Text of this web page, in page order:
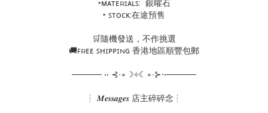
‣ᴍᴀᴛᴇʀɪᴀʟꜱ: 銀曜石
‣ ꜱᴛᴏᴄᴋ:在途預售
🛒隨機發送，不作挑選
🚚ꜰʀᴇᴇ ꜱʜɪᴘᴘɪɴɢ 香港地區順豐包郵
───── •• ⊰∙∘☽༓☾∘∙⊱⋅•─────
┆ 𝑴𝒆𝒔𝒔𝒂𝒈𝒆𝒔 店主碎碎念┆